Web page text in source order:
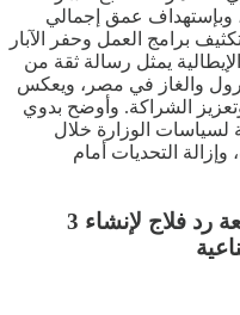
في مياه بعمق 98 مترا، وبإستهداف عمق إجمالي
أن تكثيف برامج العمل وحفر الآبار
يمثل رسالة ثقة من
والغاز في مصر، ويعكس
الشراكة. وأوضح بدوي
لسياسات الوزارة خلال
وإزالة التحديات أمام
كيميت للصناعات تتعاقد مع القلعة رد فلاج لإنشاء 3